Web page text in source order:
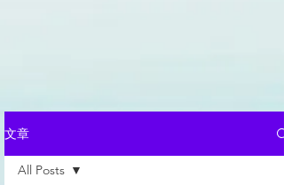
文章
All Posts